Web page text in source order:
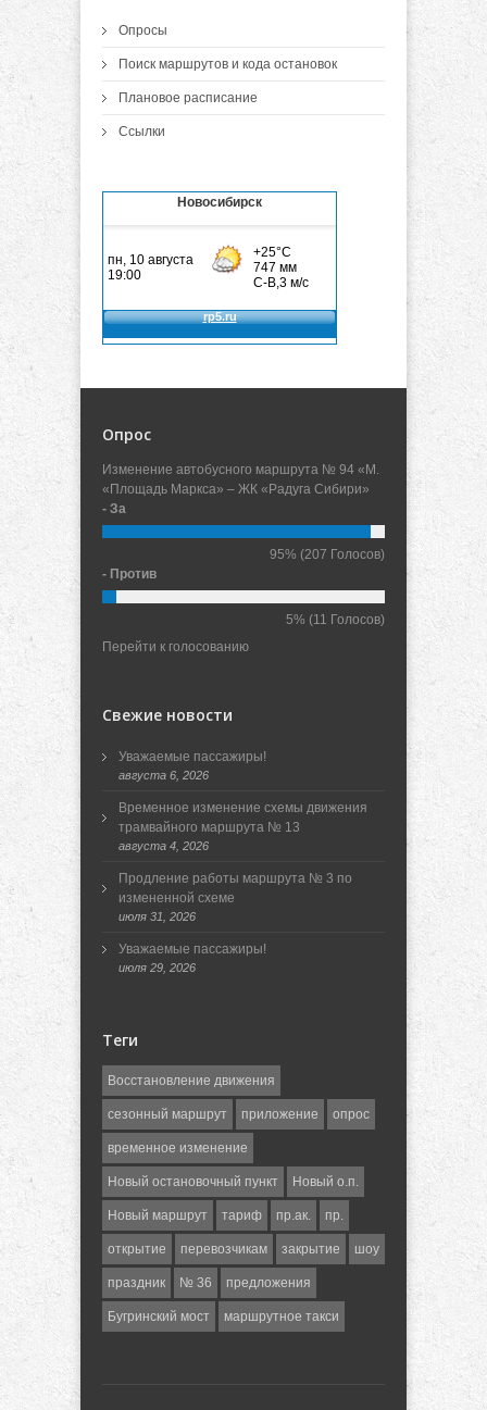
Опросы
Поиск маршрутов и кода остановок
Плановое расписание
Ссылки
Новосибирск
Опрос
Изменение автобусного маршрута № 94 «М.
«Площадь Маркса» – ЖК «Радуга Сибири»
- За
95% (207 Голосов)
- Против
5% (11 Голосов)
Перейти к голосованию
Свежие новости
Уважаемые пассажиры!
августа 6, 2026
Временное изменение схемы движения
трамвайного маршрута № 13
августа 4, 2026
Продление работы маршрута № 3 по
измененной схеме
июля 31, 2026
Уважаемые пассажиры!
июля 29, 2026
Теги
Восстановление движения
сезонный маршрут приложение опрос
временное изменение
Новый остановочный пункт Новый о.п.
Новый маршрут тариф пр.ак. пр.
открытие перевозчикам закрытие шоу
праздник № 36 предложения
Бугринский мост маршрутное такси